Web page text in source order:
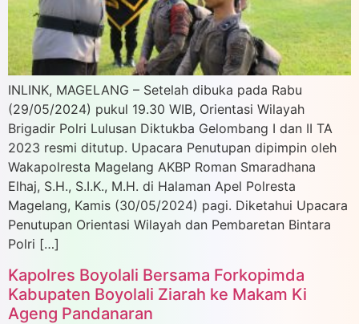
INLINK, MAGELANG – Setelah dibuka pada Rabu
(29/05/2024) pukul 19.30 WIB, Orientasi Wilayah
Brigadir Polri Lulusan Diktukba Gelombang I dan II TA
2023 resmi ditutup. Upacara Penutupan dipimpin oleh
Wakapolresta Magelang AKBP Roman Smaradhana
Elhaj, S.H., S.I.K., M.H. di Halaman Apel Polresta
Magelang, Kamis (30/05/2024) pagi. Diketahui Upacara
Penutupan Orientasi Wilayah dan Pembaretan Bintara
Polri […]
Kapolres Boyolali Bersama Forkopimda
Kabupaten Boyolali Ziarah ke Makam Ki
Ageng Pandanaran